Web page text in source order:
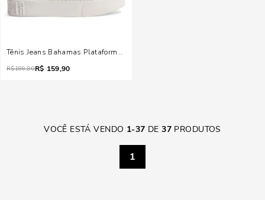
Tênis Jeans Bahamas Plataforma Rosa Quartzo
R$199,90R$ 159,90
VOCÊ ESTÁ VENDO 1-37 DE37 PRODUTOS
1